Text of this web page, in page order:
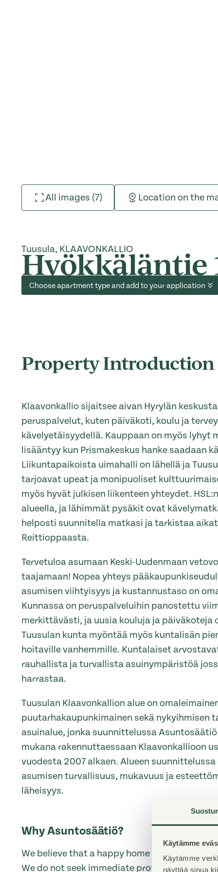
Käytämme
Käytämme
näyttää sinua
All images (7) Location on the
Tuusula, KLAAVONKALLIO
Hyökkäläntie
Choose apartment type and add to your application
Property Introduction
Klaavonkallio sijaitsee aivan Hyrylän
peruspalvelut, kuten päiväkoti, koulu ja
kävelyetäisyydellä. Kauppaan on myös lyhyt
lisääntyy kun Prismakeskus hanke saadaan
Liikuntapaikoista uimahalli on lähellä ja
tarjoavat upeat ja monipuoliset
myös hyvät julkisen liikenteen yhteydet.
alueella, ja lähimmät pysäkit ovat
helposti suunnitella matkasi ja tarkistaa
Reittioppaasta.
Tervetuloa asumaan Keski-Uudenmaan
taajamaan! Nopea yhteys
asumisen viihtyisyys ja kustannustaso on
Kunnassa on peruspalveluihin panostettu
merkittävästi, ja uusia kouluja ja päiväkoteja
Tuusulan kunta myöntää myös kuntalisän
hoitaville vanhemmille. Kuntalaiset
rauhallista ja turvallista asuinympäristöä
harrastaa.
Tuusulan Klaavonkallion alue on
puutarhakaupunkimainen sekä nykyihmisen
asuinalue, jonka suunnittelussa
mukana rakennuttaessaan Klaavonkallioon
vuodesta 2007 alkaen. Alueen
asumisen turvallisuus, mukavuus ja
läheisyys.
Why Asuntosäätiö?
We believe that a happy home and quality
We do not seek immediate profit or financial